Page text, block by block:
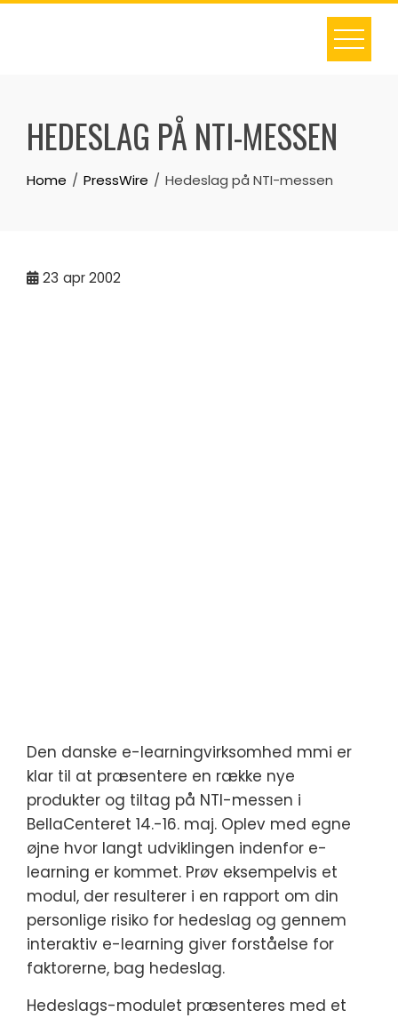
Skip
HEDESLAG PÅ NTI-MESSEN
Home PressWire Hedeslag på NTI-messen
23 apr 2002
Den danske e-learningvirksomhed mmi er
klar til at præsentere en række nye
produkter og tiltag på NTI-messen i
BellaCenteret 14.-16. maj. Oplev med egne
øjne hvor langt udviklingen indenfor e-
learning er kommet. Prøv eksempelvis et
modul, der resulterer i en rapport om din
personlige risiko for hedeslag og gennem
interaktiv e-learning giver forståelse for
faktorerne, bag hedeslag.
Hedeslags-modulet præsenteres med et